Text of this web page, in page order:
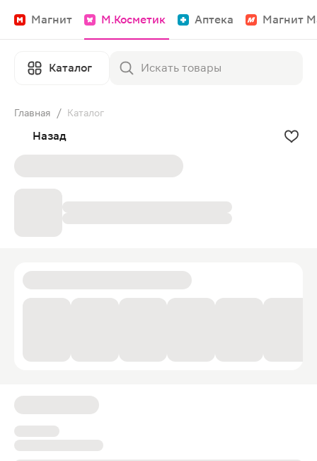
Магнит М.Косметик Аптека Магнит
Каталог
Главная / Каталог
Назад